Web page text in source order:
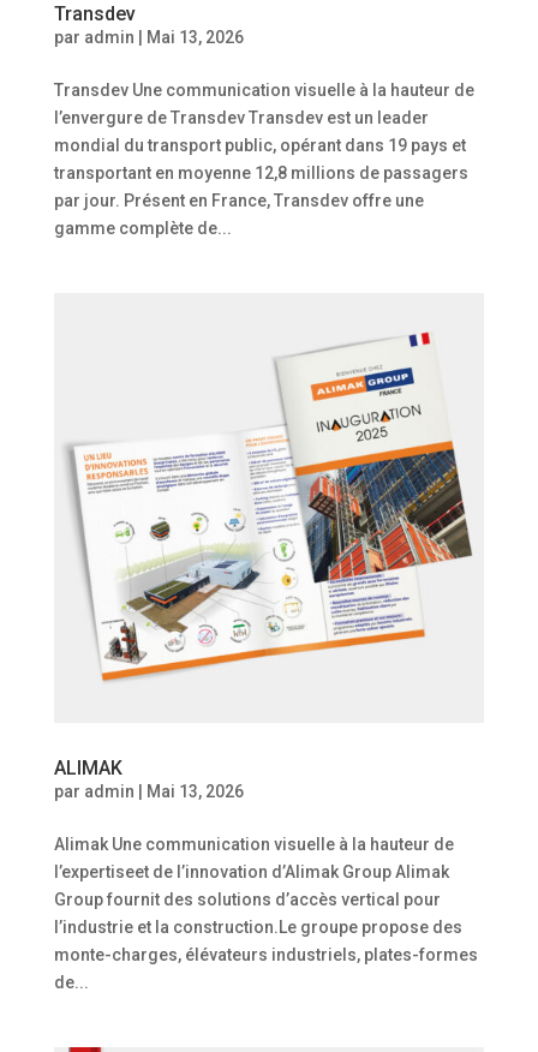
Transdev
par admin | Mai 13, 2026
Transdev Une communication visuelle à la hauteur de
l’envergure de Transdev Transdev est un leader
mondial du transport public, opérant dans 19 pays et
transportant en moyenne 12,8 millions de passagers
par jour. Présent en France, Transdev offre une
gamme complète de...
ALIMAK
par admin Mai 13, 2026
Alimak Une communication visuelle à la hauteur de
l’expertiseet de l’innovation d’Alimak Group Alimak
Group fournit des solutions d’accès vertical pour
l’industrie et la construction.Le groupe propose des
monte-charges, élévateurs industriels, plates-formes
de...